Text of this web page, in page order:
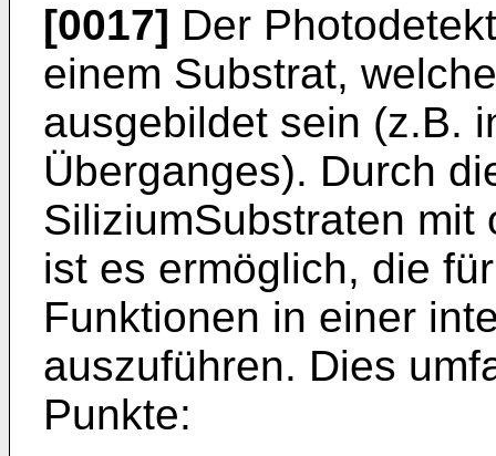
[0017] Der
einem Substrat,
ausgebildet sein (z.B.
Überganges). Durch
SiliziumSubstraten mit
ist es ermöglich, die
Funktionen in einer
auszuführen. Dies
Punkte: